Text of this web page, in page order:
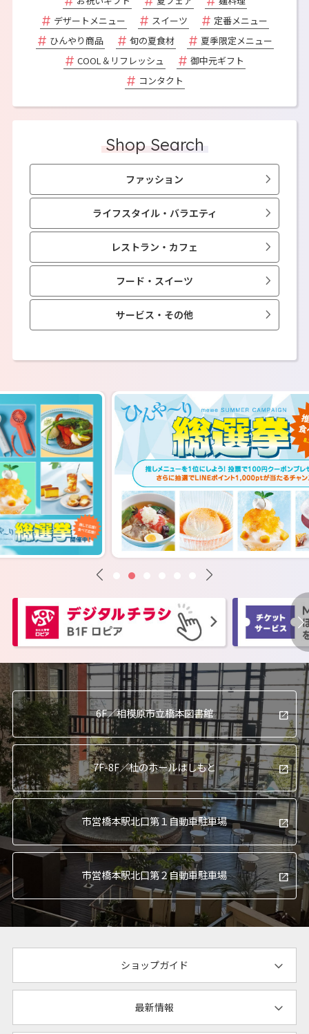
デザートメニュー
スイーツ
定番メニュー
ひんやり商品
旬の夏食材
夏季限定メニュー
COOL＆リフレッシュ
御中元ギフト
コンタクト
Shop Search
ファッション
ライフスタイル・バラエティ
レストラン・カフェ
フード・スイーツ
サービス・その他
6F／相模原市立橋本図書館
7F-8F／杜のホールはしもと
市営橋本駅北口第１自動車駐車場
市営橋本駅北口第２自動車駐車場
ショップガイド
最新情報